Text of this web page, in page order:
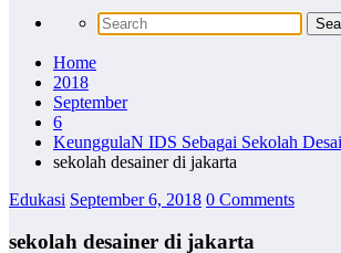
Home
2018
September
6
KeunggulaN IDS Sebagai Sekolah
sekolah desainer di jakarta
Edukasi September 6, 2018 0 Comments
sekolah desainer di jakarta